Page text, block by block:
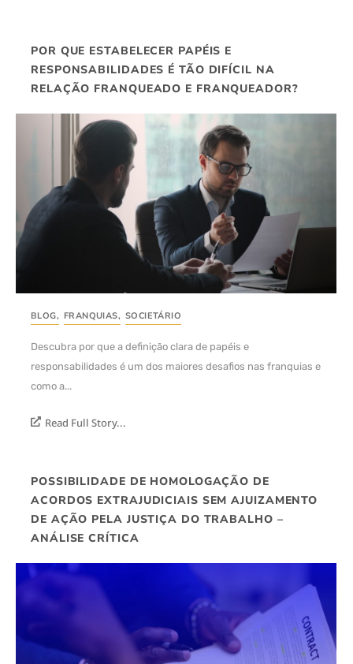
POR QUE ESTABELECER PAPÉIS E
RESPONSABILIDADES É TÃO DIFÍCIL NA
RELAÇÃO FRANQUEADO E FRANQUEADOR?
BLOG, FRANQUIAS, SOCIETÁRIO
Descubra por que a definição clara de papéis e
responsabilidades é um dos maiores desafios nas franquias e
como a...
Read Full Story...
POSSIBILIDADE DE HOMOLOGAÇÃO DE
ACORDOS EXTRAJUDICIAIS SEM AJUIZAMENTO
DE AÇÃO PELA JUSTIÇA DO TRABALHO –
ANÁLISE CRÍTICA